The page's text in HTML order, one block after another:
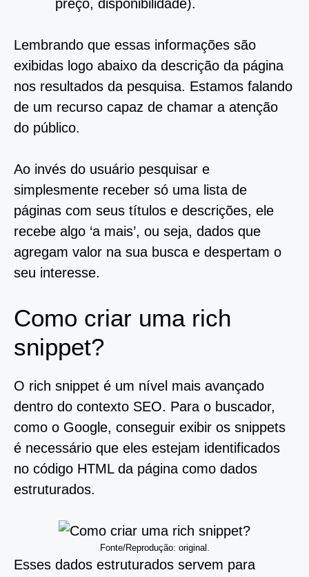
preço, disponibilidade).
Lembrando que essas informações são
exibidas logo abaixo da descrição da página
nos resultados da pesquisa. Estamos falando
de um recurso capaz de chamar a atenção
do público.
Ao invés do usuário pesquisar e
simplesmente receber só uma lista de
páginas com seus títulos e descrições, ele
recebe algo ‘a mais’, ou seja, dados que
agregam valor na sua busca e despertam o
seu interesse.
Como criar uma rich
snippet?
O rich snippet é um nível mais avançado
dentro do contexto SEO. Para o buscador,
como o Google, conseguir exibir os snippets
é necessário que eles estejam identificados
no código HTML da página como dados
estruturados.
Fonte/Reprodução: original.
Esses dados estruturados servem para